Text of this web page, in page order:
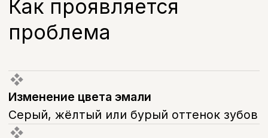
когда пигментация неглубокая и
равномерная. В этом случае
профессиональное отбеливание
естественный оттенок.
Если окрашивание глубокое, тёмное или
сосредоточено в области шейки зуба,
отбеливание тетрациклиновых зубов
может не дать желаемого результата —